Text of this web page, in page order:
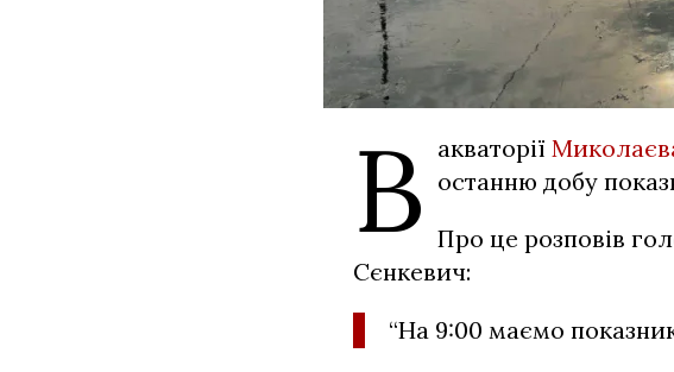
В акваторії
останню добу
Про це розповів
Сєнкевич:
“На 9:00 маємо